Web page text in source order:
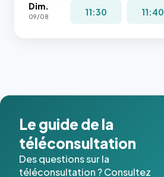
Dim.
09/08 11:30 11:40
Le guide de la
téléconsultation
Des questions sur la
téléconsultation ? Consultez